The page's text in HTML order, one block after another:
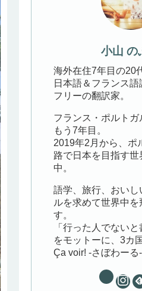
小山 の
海外在住7年目の20
日本語＆フランス語
フリーの翻訳家。
フランス・ポルトガ
もう7年目。
2019年2月から、ポ
路で日本を目指す
中。
語学、旅行、おいし
ルを求めて世界中を
す。
「行った人でないと
をモットーに、3カ
Ça voir! -さぼわーる-